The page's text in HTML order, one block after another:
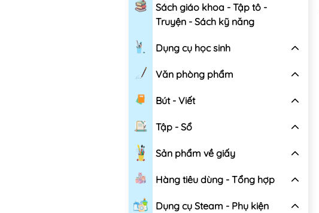
Sách giáo khoa - Tập tô -
Truyện - Sách kỹ năng
Dụng cụ học sinh
Văn phòng phẩm
Bút - Viết
Tập - Sổ
Sản phẩm về giấy
Hàng tiêu dùng - Tổng hợp
Dụng cụ Steam - Phụ kiện